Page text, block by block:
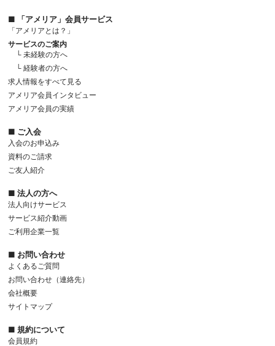
■ 「アメリア」会員サービス
「アメリアとは？」
サービスのご案内
└ 未経験の方へ
└ 経験者の方へ
求人情報をすべて見る
アメリア会員インタビュー
アメリア会員の実績
■ ご入会
入会のお申込み
資料のご請求
ご友人紹介
■ 法人の方へ
法人向けサービス
サービス紹介動画
ご利用企業一覧
■ お問い合わせ
よくあるご質問
お問い合わせ（連絡先）
会社概要
サイトマップ
■ 規約について
会員規約